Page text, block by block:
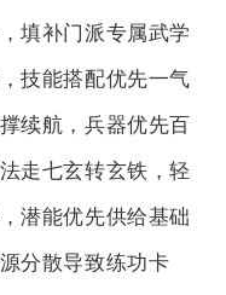
填补门派专属武学
技能搭配优先一气
续航，兵器优先百
走七玄转玄铁，轻
潜能优先供给基础
分散导致练功卡